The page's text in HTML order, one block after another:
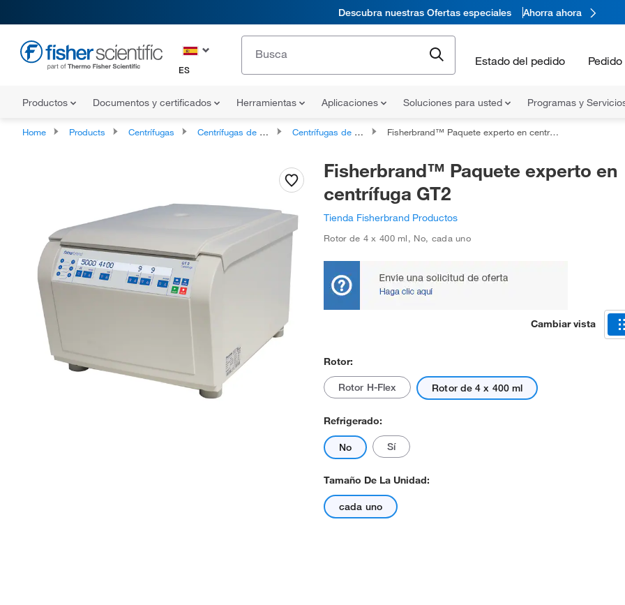
Descubra nuestras Ofertas especiales Ahorra ahora
ES
Estado del pedido
Productos Documentos y certificados Herramientas Aplicaciones Soluciones para usted Programas y
Home Products Centrífugas Centrífugas de sobremesa Centrífugas de sobremesa para uso general Fisherbrand™ Paquete experto en centrífuga GT2
Fisherbrand™ Paquete experto en
centrífuga GT2
Tienda Fisherbrand Productos
Rotor de 4 x 400 ml, No, cada uno
Cambiar vista
Rotor:
Rotor H-Flex Rotor de 4 x 400 ml
Refrigerado:
No Sí
Tamaño De La Unidad:
cada uno